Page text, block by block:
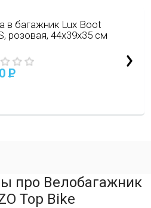
в багажник Lux Boot
розовая, 44х39х35 см
P
про Велобагажник
Top Bike